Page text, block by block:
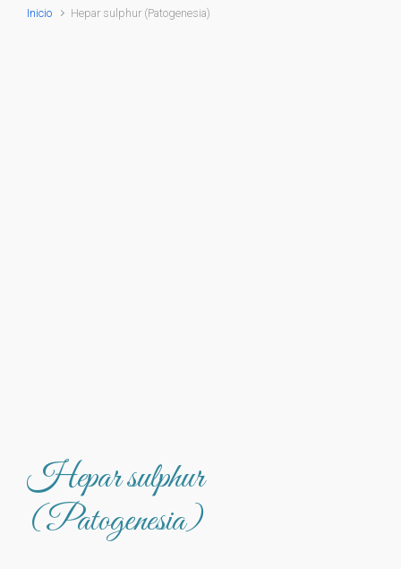
Inicio Hepar sulphur (Patogenesia)
Hepar sulphur
(Patogenesia)